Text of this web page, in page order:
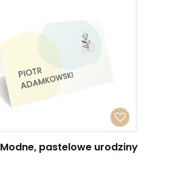
Modne, pastelowe urodziny